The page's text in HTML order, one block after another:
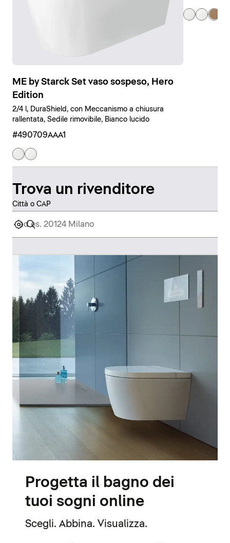
ME by Starck Set vaso sospeso, Hero
Edition
2/4 l, DuraShield, con Meccanismo a chiusura
rallentata, Sedile rimovibile, Bianco lucido
#490709AAA1
Trova un rivenditore
Città o CAP
Progetta il bagno dei
tuoi sogni online
Scegli. Abbina. Visualizza.